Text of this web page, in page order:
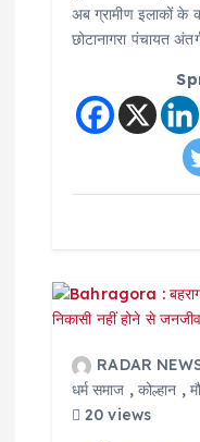
अब ग्रामीण इलाकों के
छोटानागरा पंचायत
RADAR
धर्म समाज ,कोल्हान ,
20 views